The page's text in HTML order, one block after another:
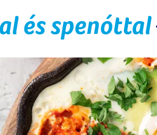
és spenóttal